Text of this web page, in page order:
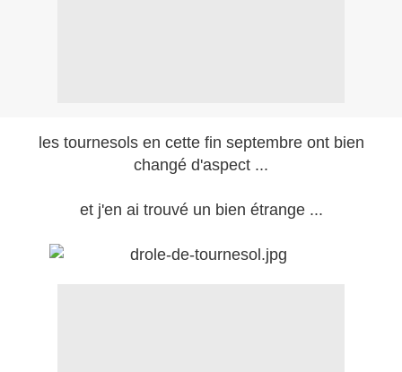
les tournesols en cette fin septembre ont bien
changé d'aspect ...
et j'en ai trouvé un bien étrange ...